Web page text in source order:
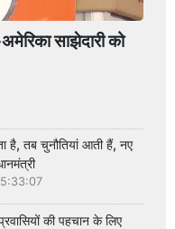
साझेदारी को
है, तब चुनौतियां आती हैं, नए
की पहचान के लिए